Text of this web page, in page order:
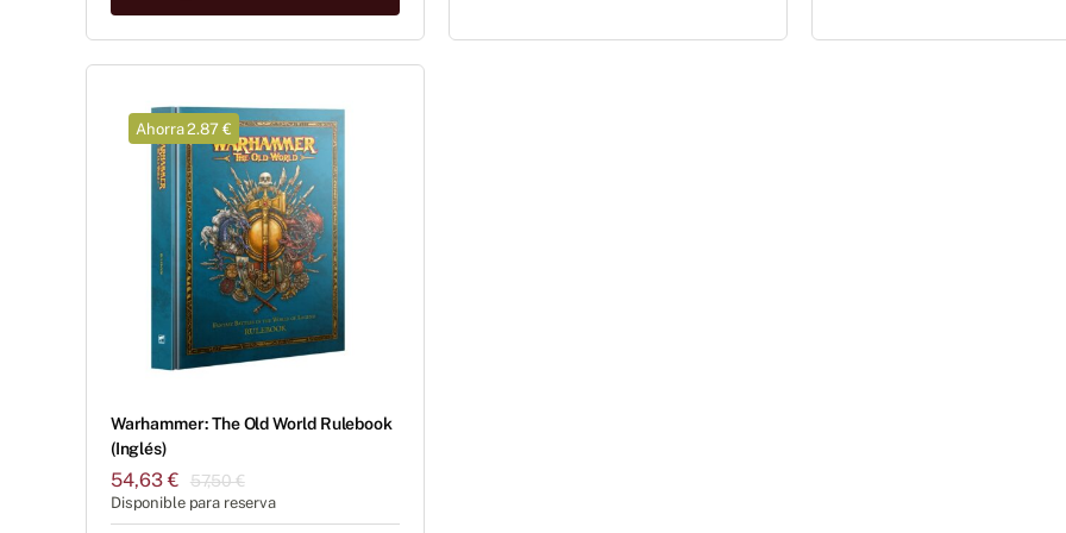
Ahorra 2.87 €
Warhammer: The Old World Rulebook
(Inglés)
57,50€El
54,63€
El
Disponible para reserva